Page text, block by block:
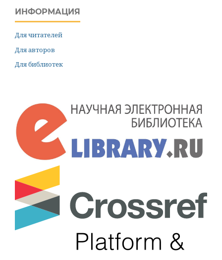
ИНФОРМАЦИЯ
Для читателей
Для авторов
Для библиотек